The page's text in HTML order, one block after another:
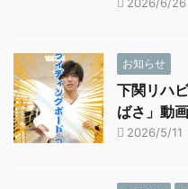
お知らせ
下関リハ
ばさ」動
2026/5/11